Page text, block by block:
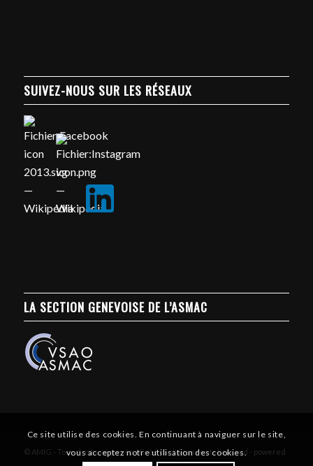
SUIVEZ-NOUS SUR LES RÉSEAUX
LA SECTION GENEVOISE DE L’ASMAC
© AMIG - Tous droits réservés - Créé par l'agence atelierssud - powered
Ce site utilise des cookies. En continuant à naviguer sur le site,
vous acceptez notre utilisation des cookies.